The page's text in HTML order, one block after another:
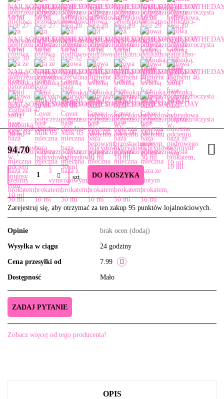
94.70
szt. DO KOSZYKA
Zarejestruj się, aby otrzymać za ten zakup 95 punktów lojalnościowych.
Opinie brak ocen (dodaj)
Wysyłka w ciągu 24 godziny
Cena przesyłki od 7.99
Dostępność Mało
ZADAJ PYTANIE
Zobacz więcej od tego producenta!
OPIS